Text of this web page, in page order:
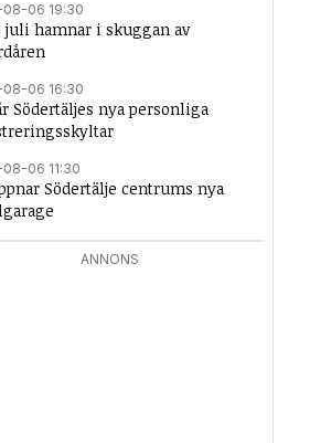
06 19:30
juli hamnar i skuggan av
06 16:30
Södertäljes nya personliga
06 11:30
Södertälje centrums nya
ANNONS